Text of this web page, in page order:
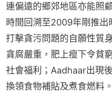
連偏遠的鄉郊地區亦能照
時間回溯至2009年剛推
打擊貪污問題的自願性質
貪腐嚴重，肥上瘦下令貧
社會福利；Aadhaar出現
換領食物補貼及煮食燃料。